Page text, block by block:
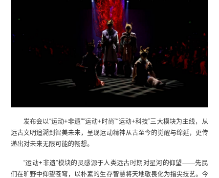
发布会以“运动+非遗”“运动+时尚”“运动+科技”三大模块为主线，从
远古文明追溯到智美未来，呈现运动精神从古至今的觉醒与绵延，更传
递出对未来无限可能的畅想。
“运动+非遗”模块的灵感源于人类远古时期对星河的仰望——先民
们在旷野中仰望苍穹，以朴素的生存智慧将天地敬畏化为指尖技艺。今